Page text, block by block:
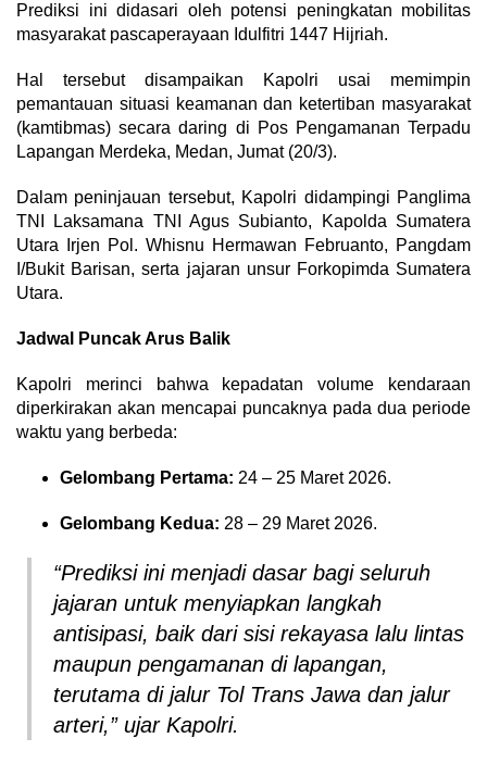
Prediksi ini didasari oleh potensi peningkatan mobilitas
masyarakat pascaperayaan Idulfitri 1447 Hijriah.
Hal tersebut disampaikan Kapolri usai memimpin
pemantauan situasi keamanan dan ketertiban masyarakat
(kamtibmas) secara daring di Pos Pengamanan Terpadu
Lapangan Merdeka, Medan, Jumat (20/3).
Dalam peninjauan tersebut, Kapolri didampingi Panglima
TNI Laksamana TNI Agus Subianto, Kapolda Sumatera
Utara Irjen Pol. Whisnu Hermawan Februanto, Pangdam
I/Bukit Barisan, serta jajaran unsur Forkopimda Sumatera
Utara.
Jadwal Puncak Arus Balik
Kapolri merinci bahwa kepadatan volume kendaraan
diperkirakan akan mencapai puncaknya pada dua periode
waktu yang berbeda:
Gelombang Pertama: 24 – 25 Maret 2026.
Gelombang Kedua: 28 – 29 Maret 2026.
“Prediksi ini menjadi dasar bagi seluruh
jajaran untuk menyiapkan langkah
antisipasi, baik dari sisi rekayasa lalu lintas
maupun pengamanan di lapangan,
terutama di jalur Tol Trans Jawa dan jalur
arteri,” ujar Kapolri.